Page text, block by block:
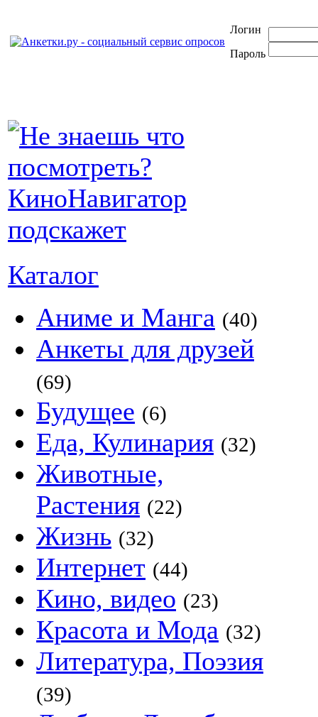
Логин
Пароль
Каталог
Аниме и Манга (40)
Анкеты для друзей
(69)
Будущее (6)
Еда, Кулинария (32)
Животные,
Растения (22)
Жизнь (32)
Интернет (44)
Кино, видео (23)
Красота и Мода (32)
Литература, Поэзия
(39)